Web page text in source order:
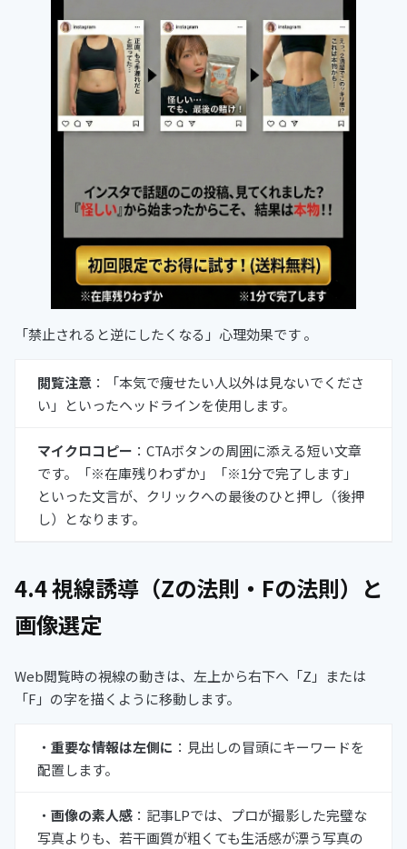
「禁止されると逆にしたくなる」心理効果です 。
閲覧注意 ：「本気で痩せたい人以外は見ないでくださ
い」といったヘッドラインを使用します。
マイクロコピー ：CTAボタンの周囲に添える短い文章
です。「※在庫残りわずか」「※1分で完了します」
といった文言が、クリックへの最後のひと押し（後押
し）となります。
4.4 視線誘導（Zの法則・Fの法則）と
画像選定
Web閲覧時の視線の動きは、左上から右下へ「Z」または
「F」の字を描くように移動します。
・ 重要な情報は左側に ：見出しの冒頭にキーワードを
配置します。
・ 画像の素人感 ：記事LPでは、プロが撮影した完璧な
写真よりも、若干画質が粗くても生活感が漂う写真の